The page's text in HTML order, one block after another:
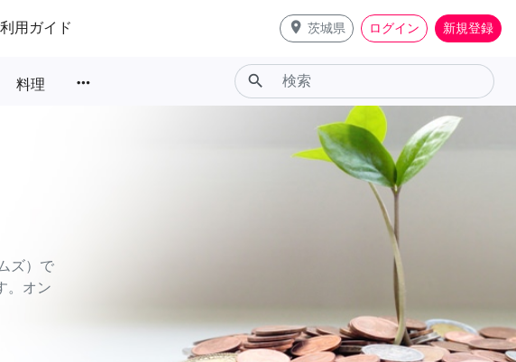
用ガイド place 茨城県 ログイン 新規登録
料理 more_horiz search
ズ）で
。オン